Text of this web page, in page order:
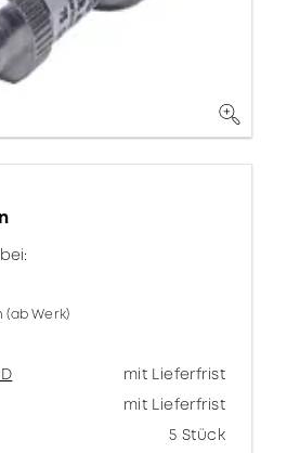
(ab Werk)
mit Lieferfrist
mit Lieferfrist
5 Stück